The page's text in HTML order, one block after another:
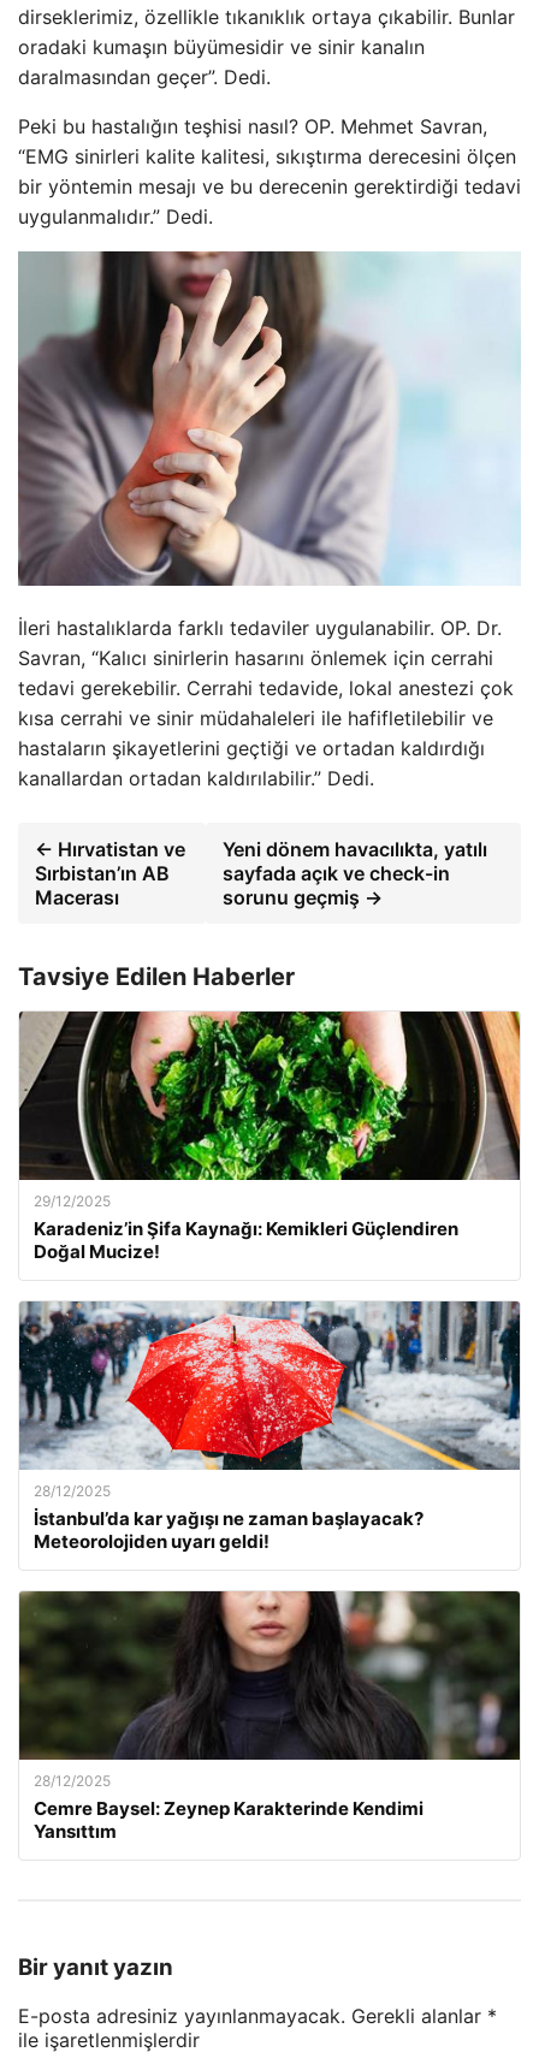
dirseklerimiz, özellikle tıkanıklık ortaya çıkabilir. Bunlar
oradaki kumaşın büyümesidir ve sinir kanalın
daralmasından geçer”. Dedi.
Peki bu hastalığın teşhisi nasıl? OP. Mehmet Savran,
“EMG sinirleri kalite kalitesi, sıkıştırma derecesini ölçen
bir yöntemin mesajı ve bu derecenin gerektirdiği tedavi
uygulanmalıdır.” Dedi.
İleri hastalıklarda farklı tedaviler uygulanabilir. OP. Dr.
Savran, “Kalıcı sinirlerin hasarını önlemek için cerrahi
tedavi gerekebilir. Cerrahi tedavide, lokal anestezi çok
kısa cerrahi ve sinir müdahaleleri ile hafifletilebilir ve
hastaların şikayetlerini geçtiği ve ortadan kaldırdığı
kanallardan ortadan kaldırılabilir.” Dedi.
← Hırvatistan ve
Sırbistan’ın AB
Macerası
Yeni dönem havacılıkta, yatılı
sayfada açık ve check-in
sorunu geçmiş →
Tavsiye Edilen Haberler
29/12/2025
Karadeniz’in Şifa Kaynağı: Kemikleri Güçlendiren
Doğal Mucize!
28/12/2025
İstanbul’da kar yağışı ne zaman başlayacak?
Meteorolojiden uyarı geldi!
28/12/2025
Cemre Baysel: Zeynep Karakterinde Kendimi
Yansıttım
Bir yanıt yazın
E-posta adresiniz yayınlanmayacak. Gerekli alanlar *
ile işaretlenmişlerdir